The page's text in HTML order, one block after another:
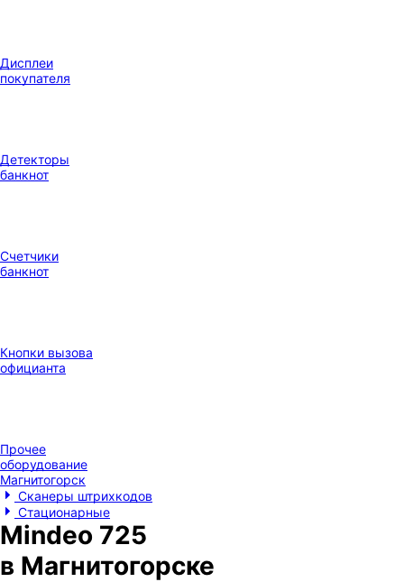
Дисплеи
покупателя
Детекторы
банкнот
Счетчики
банкнот
Кнопки вызова
официанта
Прочее
оборудование
Магнитогорск
Сканеры штрихкодов
Стационарные
Mindeo 725
в Магнитогорске